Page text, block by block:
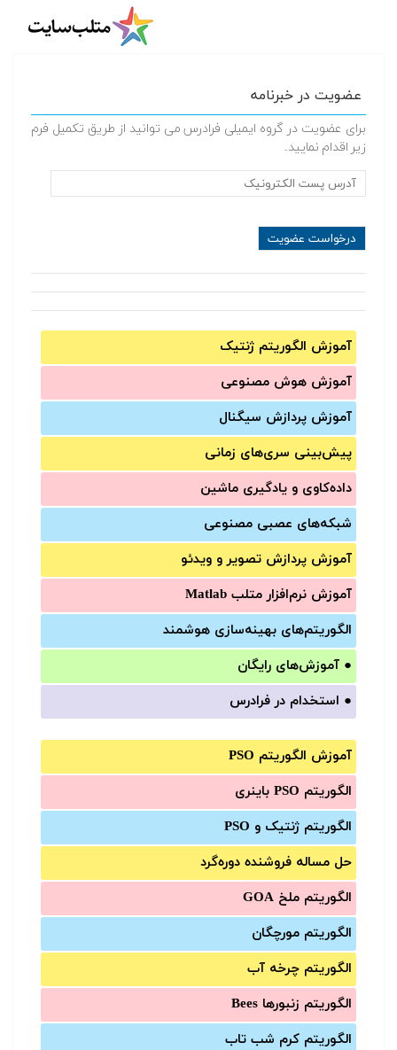
عضویت در خبرنامه
برای عضویت در گروه ایمیلی فرادرس می توانید از طریق تکمیل فرم
زیر اقدام نمایید.
آموزش الگوریتم ژنتیک
آموزش‌ هوش مصنوعی
آموزش‌ پردازش سیگنال
پیش‌‌بینی سری‌‌های زمانی
داده‌کاوی و یادگیری ماشین
شبکه‌های عصبی مصنوعی
آموزش‌ پردازش تصویر و ویدئو
آموزش‌ نرم‌افزار متلب Matlab
الگوریتم‌های بهینه‌سازی هوشمند
● آموزش‌های رایگان
● استخدام در فرادرس
آموزش الگوریتم PSO
الگوریتم PSO باینری
الگوریتم ژنتیک و PSO
حل مساله فروشنده دوره‌گرد
الگوریتم ملخ GOA
الگوریتم مورچگان
الگوریتم چرخه آب
الگوریتم زنبورها Bees
الگوریتم کرم شب تاب